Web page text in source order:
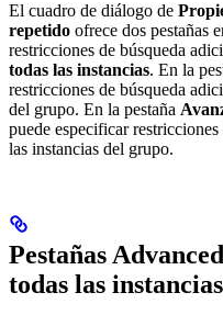
El cuadro de diálogo de
repetido ofrece dos pestañas
restricciones de búsqueda
todas las instancias. En la
restricciones de búsqueda
del grupo. En la pestaña
puede especificar
las instancias del grupo.
Pestañas
todas las instancias